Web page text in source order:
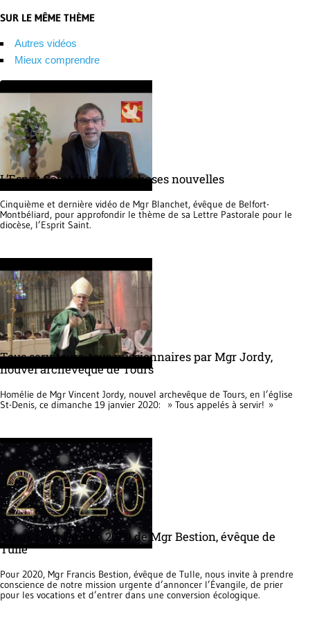
SUR LE MÊME THÈME
Autres vidéos
Mieux comprendre
L’Esprit Saint fait toutes choses nouvelles
Cinquième et dernière vidéo de Mgr Blanchet, évêque de Belfort-
Montbéliard, pour approfondir le thème de sa Lettre Pastorale pour le
diocèse, l’Esprit Saint.
Tous serviteurs, tous missionnaires par Mgr Jordy,
nouvel archevêque de Tours
Homélie de Mgr Vincent Jordy, nouvel archevêque de Tours, en l’église
St-Denis, ce dimanche 19 janvier 2020: » Tous appelés à servir! »
Vœux pour l’année 2020 de Mgr Bestion, évêque de
Tulle
Pour 2020, Mgr Francis Bestion, évêque de Tulle, nous invite à prendre
conscience de notre mission urgente d’annoncer l’Évangile, de prier
pour les vocations et d’entrer dans une conversion écologique.